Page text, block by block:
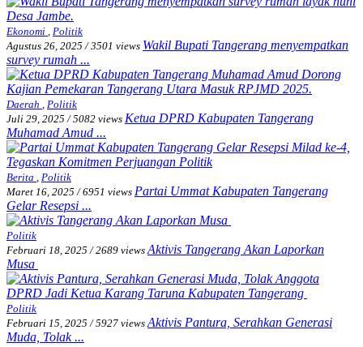
Ekonomi , Politik
Agustus 26, 2025 / 3501 views Wakil Bupati Tangerang menyempatkan
survey rumah ...
Daerah , Politik
Juli 29, 2025 / 5082 views Ketua DPRD Kabupaten Tangerang
Muhamad Amud ...
Berita , Politik
Maret 16, 2025 / 6951 views Partai Ummat Kabupaten Tangerang
Gelar Resepsi ...
Politik
Februari 18, 2025 / 2689 views Aktivis Tangerang Akan Laporkan
Musa
Politik
Februari 15, 2025 / 5927 views Aktivis Pantura, Serahkan Generasi
Muda, Tolak ...